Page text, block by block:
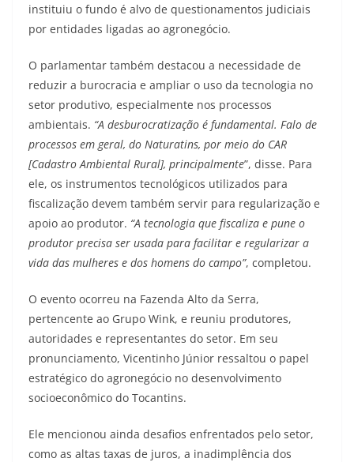
instituiu o fundo é alvo de questionamentos judiciais
por entidades ligadas ao agronegócio.
O parlamentar também destacou a necessidade de
reduzir a burocracia e ampliar o uso da tecnologia no
setor produtivo, especialmente nos processos
ambientais. “A desburocratização é fundamental. Falo de
processos em geral, do Naturatins, por meio do CAR
[Cadastro Ambiental Rural], principalmente”, disse. Para
ele, os instrumentos tecnológicos utilizados para
fiscalização devem também servir para regularização e
apoio ao produtor. “A tecnologia que fiscaliza e pune o
produtor precisa ser usada para facilitar e regularizar a
vida das mulheres e dos homens do campo”, completou.
O evento ocorreu na Fazenda Alto da Serra,
pertencente ao Grupo Wink, e reuniu produtores,
autoridades e representantes do setor. Em seu
pronunciamento, Vicentinho Júnior ressaltou o papel
estratégico do agronegócio no desenvolvimento
socioeconômico do Tocantins.
Ele mencionou ainda desafios enfrentados pelo setor,
como as altas taxas de juros, a inadimplência dos